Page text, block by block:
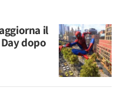
il
dopo